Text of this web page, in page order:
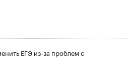
ЕГЭ из-за проблем с